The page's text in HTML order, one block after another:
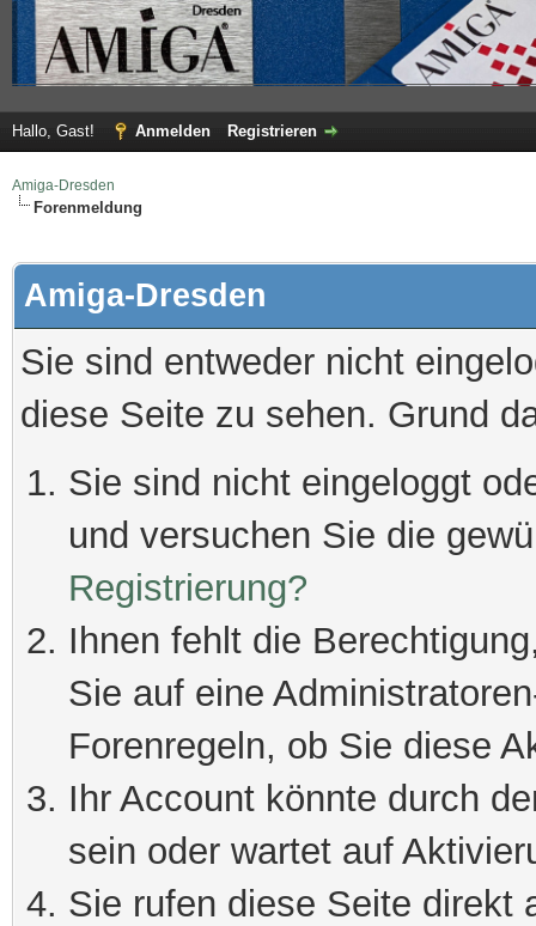
Hallo, Gast! Anmelden Registrieren
Amiga-Dresden
Forenmeldung
Amiga-Dresden
Sie sind entweder nicht
diese Seite zu sehen. Grund
Sie sind nicht eingeloggt
und versuchen Sie die
Registrierung?
Ihnen fehlt die
Sie auf eine
Forenregeln, ob Sie diese
Ihr Account könnte durch
sein oder wartet auf
Sie rufen diese Seite direkt